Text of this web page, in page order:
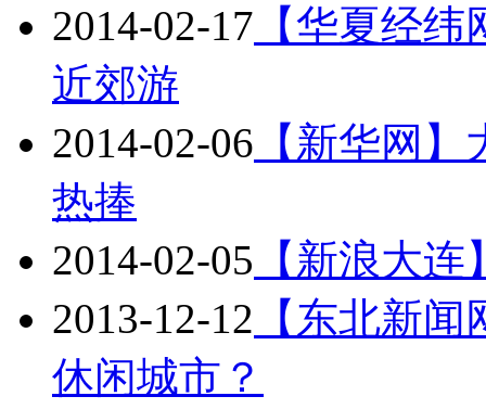
2014-02-17 【华夏经
近郊游
2014-02-06 【新华网
热捧
2014-02-05 【新浪大
2013-12-12 【东北新
休闲城市？